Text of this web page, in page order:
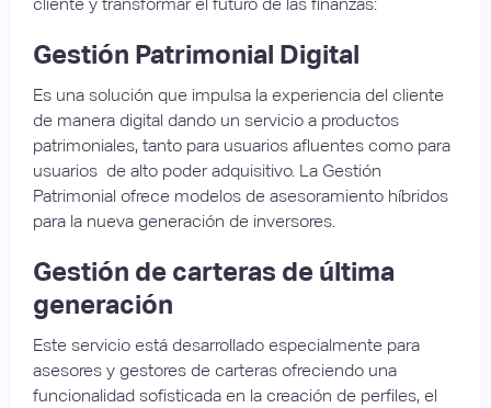
Gestión Patrimonial Digital
Es una solución que impulsa la experiencia del cliente
de manera digital dando un servicio a productos
patrimoniales, tanto para usuarios afluentes como para
usuarios de alto poder adquisitivo. La Gestión
Patrimonial ofrece modelos de asesoramiento híbridos
para la nueva generación de inversores.
Gestión de carteras de última
generación
Este servicio está desarrollado especialmente para
asesores y gestores de carteras ofreciendo una
funcionalidad sofisticada en la creación de perfiles, el